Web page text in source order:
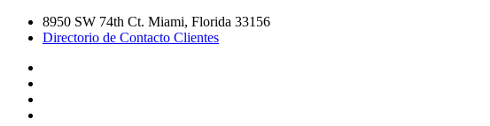
8950 SW 74th Ct. Miami, Florida 33156
Directorio de Contacto Clientes